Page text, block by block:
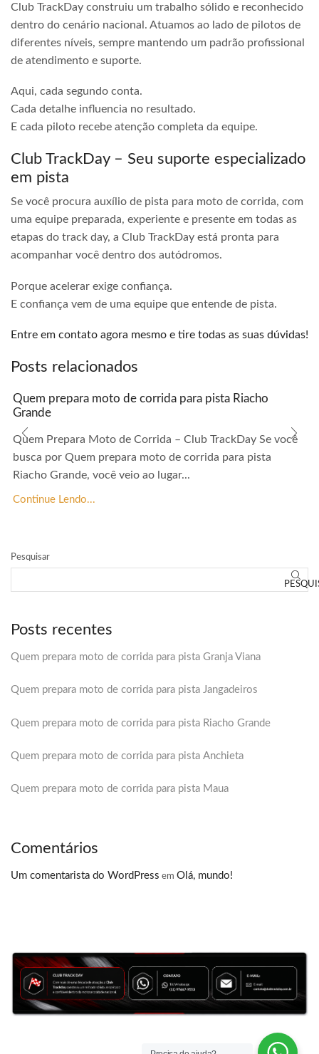
Club TrackDay construiu um trabalho sólido e reconhecido
dentro do cenário nacional. Atuamos ao lado de pilotos de
diferentes níveis, sempre mantendo um padrão profissional
de atendimento e suporte.
Aqui, cada segundo conta.
Cada detalhe influencia no resultado.
E cada piloto recebe atenção completa da equipe.
Club TrackDay – Seu suporte especializado
em pista
Se você procura auxílio de pista para moto de corrida, com
uma equipe preparada, experiente e presente em todas as
etapas do track day, a Club TrackDay está pronta para
acompanhar você dentro dos autódromos.
Porque acelerar exige confiança.
E confiança vem de uma equipe que entende de pista.
Entre em contato agora mesmo e tire todas as suas dúvidas!
Posts relacionados
Quem prepara moto de corrida para pista Riacho
Grande
Quem Prepara Moto de Corrida – Club TrackDay Se você
busca por Quem prepara moto de corrida para pista
Riacho Grande, você veio ao lugar...
Continue Lendo...
Pesquisar
Posts recentes
Quem prepara moto de corrida para pista Granja Viana
Quem prepara moto de corrida para pista Jangadeiros
Quem prepara moto de corrida para pista Riacho Grande
Quem prepara moto de corrida para pista Anchieta
Quem prepara moto de corrida para pista Maua
Comentários
Um comentarista do WordPress em Olá, mundo!